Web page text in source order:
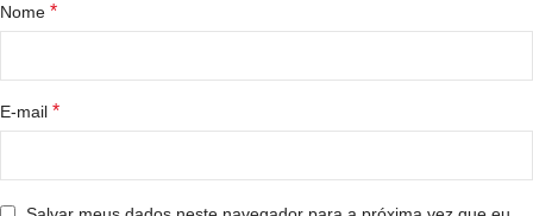
Nome *
E-mail *